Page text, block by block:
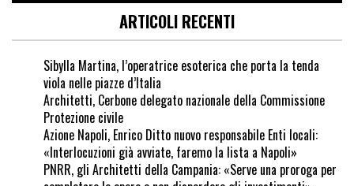
ARTICOLI RECENTI
Sibylla Martina, l’operatrice esoterica che porta la tenda
viola nelle piazze d’Italia
Architetti, Cerbone delegato nazionale della Commissione
Protezione civile
Azione Napoli, Enrico Ditto nuovo responsabile Enti locali:
«Interlocuzioni già avviate, faremo la lista a Napoli»
PNRR, gli Architetti della Campania: «Serve una proroga per